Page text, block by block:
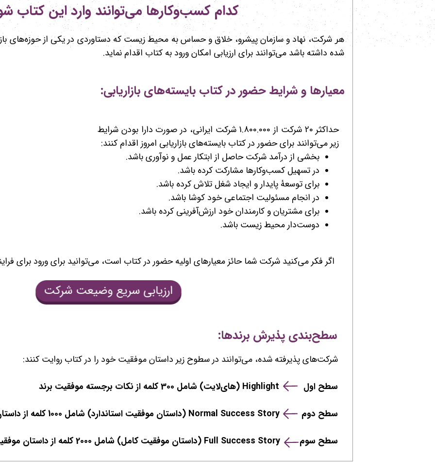
کدام کسب‌وکارها می‌توانند وارد این کتاب
​هرشرکت، نهاد و سازمان پیشرو، خلاق و حساس به محیط زیست که دستاوردی در یکی از حوزه‌‌های
شده داشته باشد می‌توانند برای ارزیابی امکان ورود به کتاب اقدام نماید.
ارزیابی سریع وضیعت شرکت
حداکثر 20 شرکت از 1.800.000 شرکت ایرانی، در صورت دارا بودن شرایط
زیر می‌توانند برای حضور در کتاب بایسته‌های بازاریابی امروز اقدام کنند:
بخشی از درآمد شرکت حاصل از ابتکار عمل و نوآوری باشد.
در تسهیل کسب‌وکارها مشارکت کرده باشد.
برای توسعۀ پایدار و ایجاد شغل تلاش کرده باشد.
در انجام مسئولیت اجتماعی خود کوشا باشد.
برای مشتریان و کارمندان خود ارزش‌آفرینی کرده باشد.
دوست‌دار محیط زیست باشد.
​شرکت‌های پذیرفته شده، می‌توانند در سطوح زیر داستان موفقیت خود را در کتاب روایت کنند:
سطح اول Highlight (های‌لایت) شامل 300 کلمه از نکات برجسته موفقیت برند
سطح دوم Normal Success Story (داستان موفقیت استاندارد) شامل 1000 کلمه از داستان موفقیت برند
سطح سوم Full Success Story (داستان موفقیت کامل) شامل 2000 کلمه از داستان موفقیت برند
معیارها و شرایط حضور در کتاب بایسته‌های بازاریابی:
اگر فکر می‌کنید شرکت شما حائز معیارهای اولیه حضور در کتاب است، می‌توانید برای ورود برای
سطح‌بندی پذیرش برندها: